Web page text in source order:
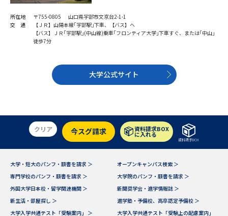
学問の教科書 夢ナビライブ
Ｑ＆Ａ よくあるご質問 大学進学IDについて
テレメール
お支払いサイト
個人情報取扱規定
訂正のご案内
所在地
〒755-0805 山口県宇部市文京台2-1-1
交 通
【ＪＲ】山陽本線｢宇部駅｣下車、【バス】へ
【バス】ＪＲ｢宇部駅｣(中山線)乗車｢フロンティア大学｣下車すぐ、または｢中山｣
徒歩7分
大学公式サイト
クリア 今スグ請求 資料請求BOX
に入れる
資料請求BOX
大学・短大のパンフ・願書を請求 ＞
オープンキャンパス検索 ＞
専門学校のパンフ・願書を請求 ＞
大学院のパンフ・願書を請求 ＞
外国大学日本校・留学関連機関 ＞
新聞奨学会・進学情報誌 ＞
新生活・部屋探し ＞
進学塾・予備校、高卒認定予備校 ＞
大学入学共通テスト「受験案内」 ＞
大学入学共通テスト「受験上の配慮案内」